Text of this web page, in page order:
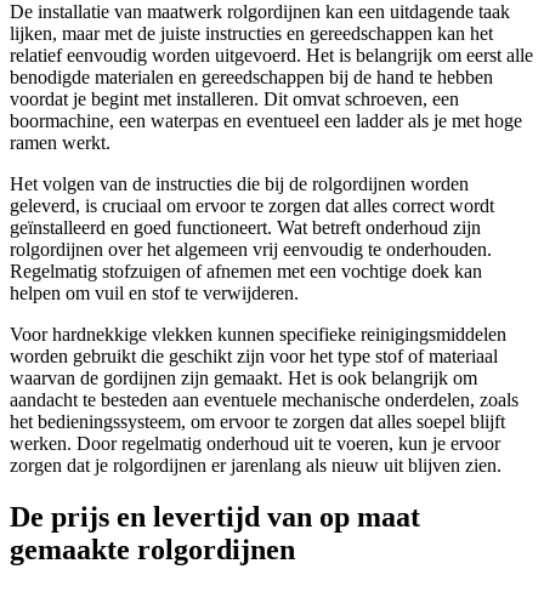
De installatie van maatwerk rolgordijnen kan een uitdagende taak
lijken, maar met de juiste instructies en gereedschappen kan het
relatief eenvoudig worden uitgevoerd. Het is belangrijk om eerst alle
benodigde materialen en gereedschappen bij de hand te hebben
voordat je begint met installeren. Dit omvat schroeven, een
boormachine, een waterpas en eventueel een ladder als je met hoge
ramen werkt.
Het volgen van de instructies die bij de rolgordijnen worden
geleverd, is cruciaal om ervoor te zorgen dat alles correct wordt
geïnstalleerd en goed functioneert. Wat betreft onderhoud zijn
rolgordijnen over het algemeen vrij eenvoudig te onderhouden.
Regelmatig stofzuigen of afnemen met een vochtige doek kan
helpen om vuil en stof te verwijderen.
Voor hardnekkige vlekken kunnen specifieke reinigingsmiddelen
worden gebruikt die geschikt zijn voor het type stof of materiaal
waarvan de gordijnen zijn gemaakt. Het is ook belangrijk om
aandacht te besteden aan eventuele mechanische onderdelen, zoals
het bedieningssysteem, om ervoor te zorgen dat alles soepel blijft
werken. Door regelmatig onderhoud uit te voeren, kun je ervoor
zorgen dat je rolgordijnen er jarenlang als nieuw uit blijven zien.
De prijs en levertijd van op maat
gemaakte rolgordijnen